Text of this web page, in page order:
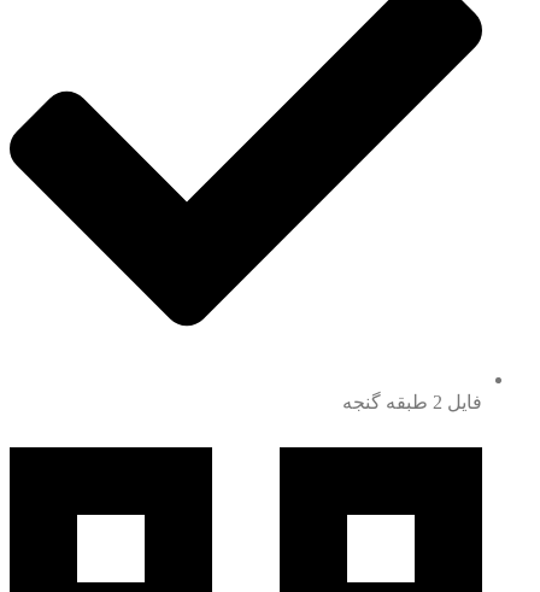
فایل 2 طبقه گنجه